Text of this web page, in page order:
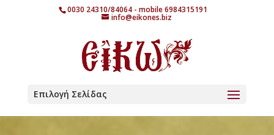
0030 24310/84064 - mobile 6984315191
info@eikones.biz
Επιλογή Σελίδας